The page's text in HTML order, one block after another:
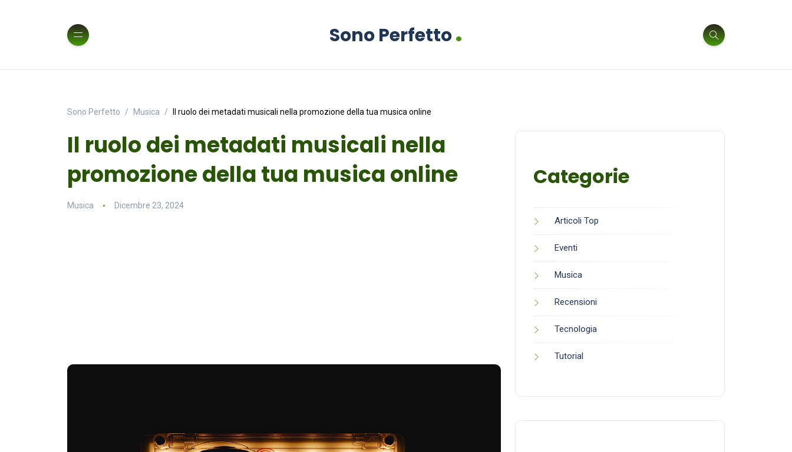
Sono Perfetto.
Sono Perfetto Musica Il ruolo dei metadati musicali nella promozione della tua musica online
Il ruolo dei metadati musicali nella
promozione della tua musica online
Musica Dicembre 23, 2024
Categorie
Articoli Top
Eventi
Musica
Recensioni
Tecnologia
Tutorial